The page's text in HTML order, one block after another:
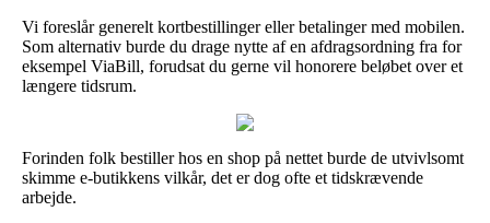
Vi foreslår generelt kortbestillinger eller betalinger med mobilen.
Som alternativ burde du drage nytte af en afdragsordning fra for
eksempel ViaBill, forudsat du gerne vil honorere beløbet over et
længere tidsrum.
Forinden folk bestiller hos en shop på nettet burde de utvivlsomt
skimme e-butikkens vilkår, det er dog ofte et tidskrævende
arbejde.